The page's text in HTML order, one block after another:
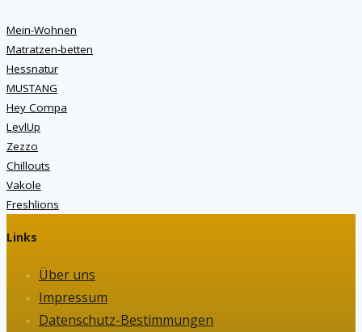
Mein-Wohnen
Matratzen-betten
Hessnatur
MUSTANG
Hey Compa
LevlUp
Zezzo
Chillouts
Vakole
Freshlions
Links
Über uns
Impressum
Datenschutz-Bestimmungen